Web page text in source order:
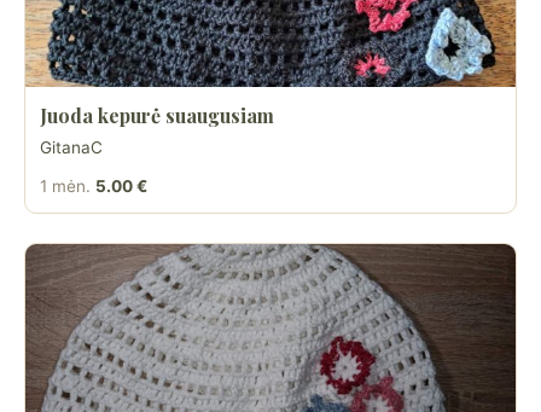
Juoda kepurė suaugusiam
GitanaC
1 mėn. 5.00 €